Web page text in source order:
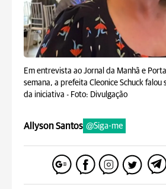
Em entrevista ao Jornal da Manhã e
semana, a prefeita Cleonice Schuck falou
da iniciativa - Foto: Divulgação
Allyson Santos @Siga-me